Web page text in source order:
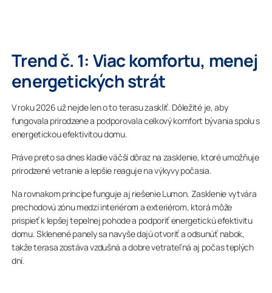
Trend č. 1: Viac komfortu, menej
energetických strát
V roku 2026 už nejde len o to terasu zaskliť. Dôležité je, aby
fungovala prirodzene a podporovala celkový komfort bývania spolu s
energetickou efektivitou domu.
Práve preto sa dnes kladie väčší dôraz na zasklenie, ktoré umožňuje
prirodzené vetranie a lepšie reaguje na výkyvy počasia.
Na rovnakom princípe funguje aj riešenie Lumon. Zasklenie vytvára
prechodovú zónu medzi interiérom a exteriérom, ktorá môže
prispieť k lepšej tepelnej pohode a podporiť energetickú efektivitu
domu. Sklenené panely sa navyše dajú otvoriť a odsunúť nabok,
takže terasa zostáva vzdušná a dobre vetrateľná aj počas teplých
dní.